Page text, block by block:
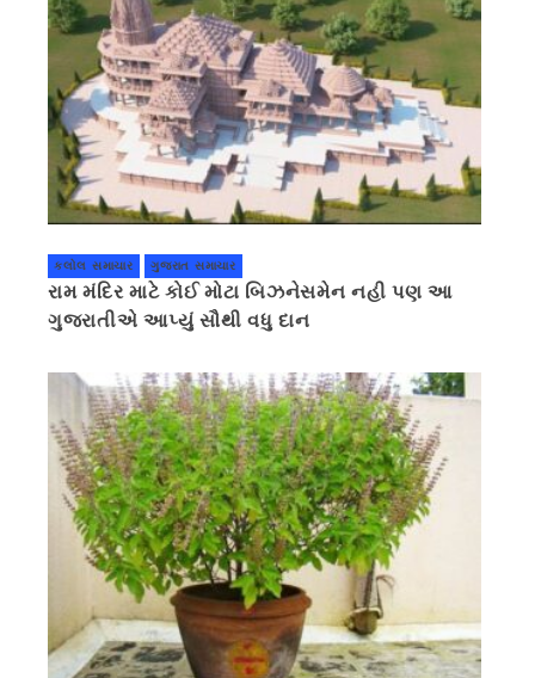
કલોલ સમાચાર ગુજરાત સમાચાર
રામ મંદિર માટે કોઈ મોટા બિઝનેસમેન નહી પણ આ
ગુજરાતીએ આપ્યું સૌથી વધુ દાન